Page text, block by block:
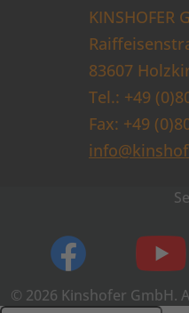
KINSHOFER
83607
Tel.: +49
Fax: +49
© 2026 Kinshofer GmbH.